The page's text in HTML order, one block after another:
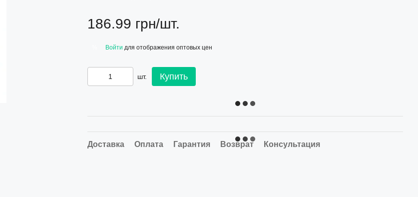
186.99 грн/шт.
Войти для отображения оптовых цен
шт. Купить
Доставка Оплата Гарантия Возврат Консультация